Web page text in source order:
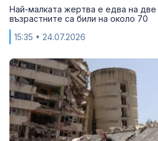
Най-малката жертва е едва на две
възрастните са били на около 70
15:35 • 24.07.2026